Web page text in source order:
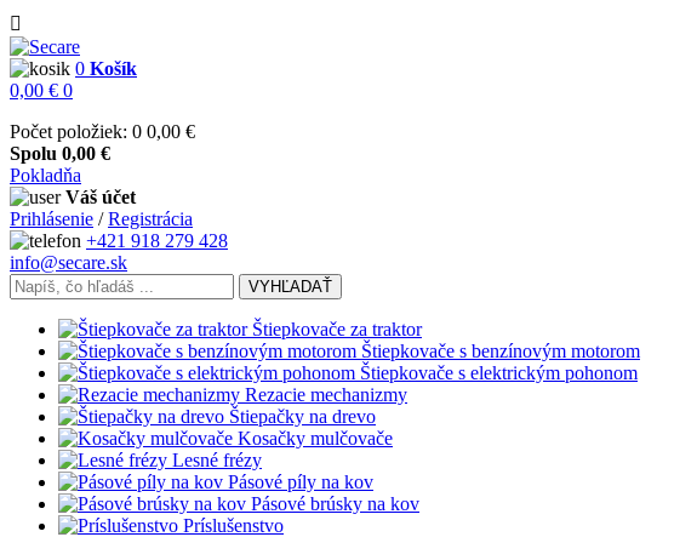

0 Košík
0,00 € 0
Počet položiek: 0 0,00 €
Spolu 0,00 €
Pokladňa
Váš účet
Prihlásenie /Registrácia
+421 918 279 428
info@secare.sk
VYHĽADAŤ
Štiepkovače za traktor
Štiepkovače s benzínovým motorom
Štiepkovače s elektrickým pohonom
Rezacie mechanizmy
Štiepačky na drevo
Kosačky mulčovače
Lesné frézy
Pásové píly na kov
Pásové brúsky na kov
Príslušenstvo